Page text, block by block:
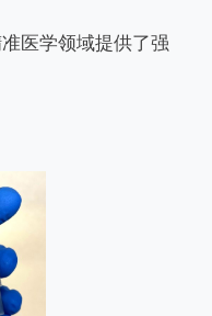
医学领域提供了强